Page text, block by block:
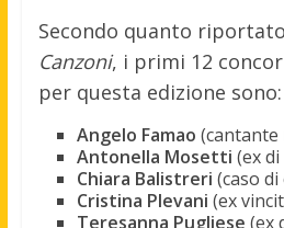
Secondo quanto
Canzoni, i primi 12
per questa edizione sono:
Angelo Famao (cantante
Antonella Mosetti (ex
Chiara Balistreri (caso di
Cristina Plevani (ex
Teresanna Pugliese (ex